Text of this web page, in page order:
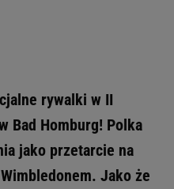
rywalki w II
Bad Homburg! Polka
jako przetarcie na
Jako że